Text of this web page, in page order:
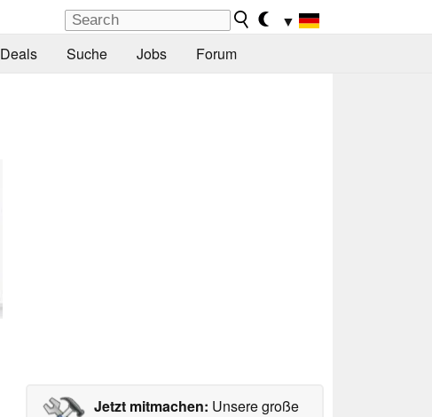
▼
Deals Suche Jobs Forum
Jetzt mitmachen: Unsere große